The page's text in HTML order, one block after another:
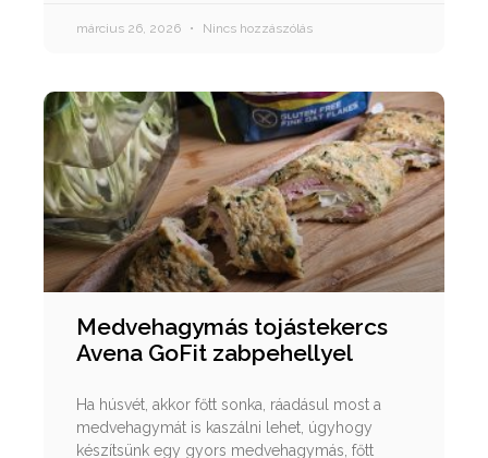
március 26, 2026 Nincs hozzászólás
Medvehagymás tojástekercs
Avena GoFit zabpehellyel
Ha húsvét, akkor főtt sonka, ráadásul most a
medvehagymát is kaszálni lehet, úgyhogy
készítsünk egy gyors medvehagymás, főtt